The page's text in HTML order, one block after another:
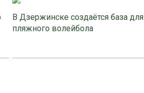
В Дзержинске создаётся база для
пляжного волейбола